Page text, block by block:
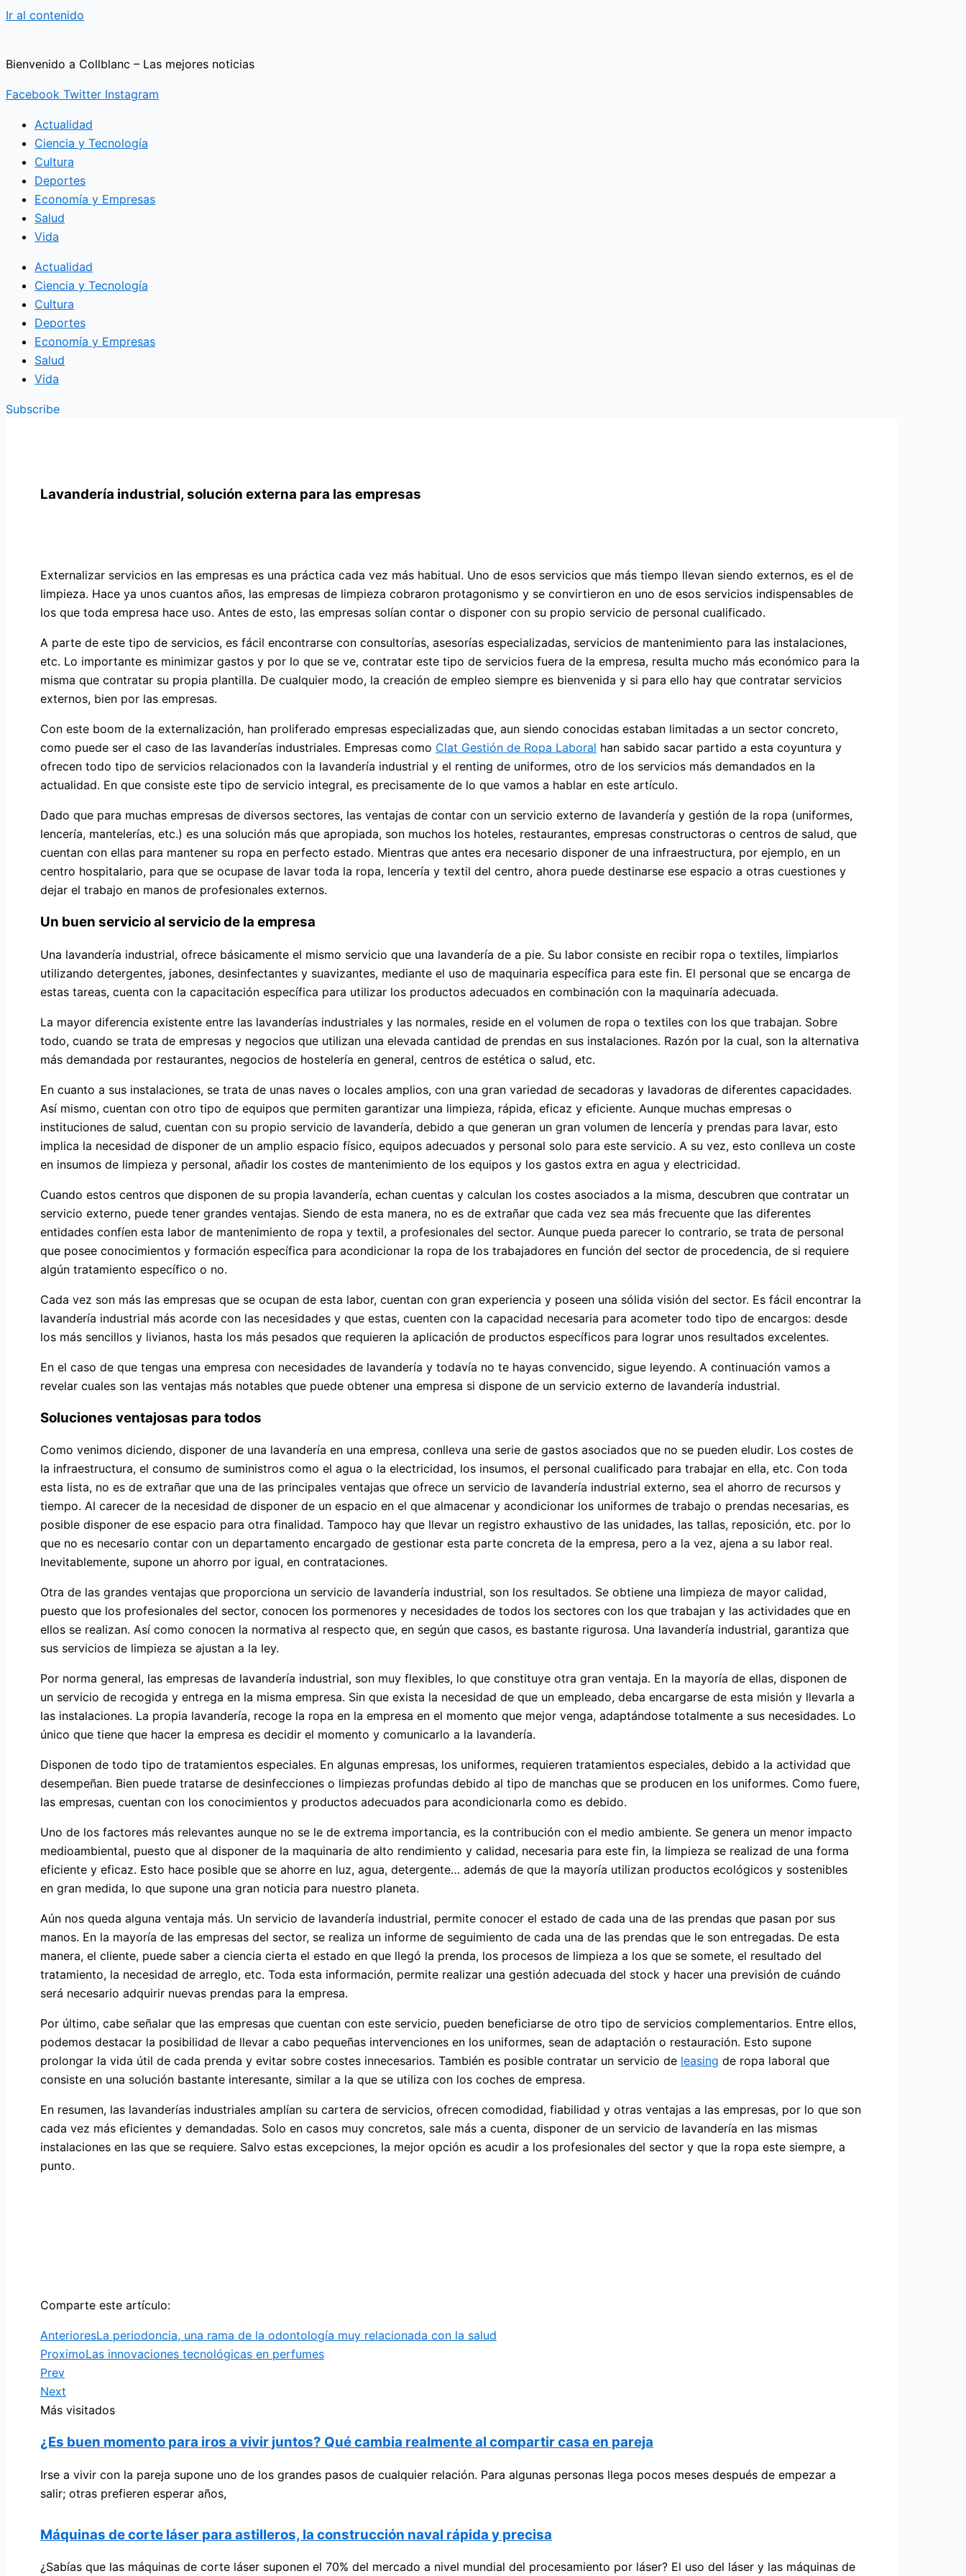
Ir al contenido
Bienvenido a Collblanc – Las mejores noticias
Facebook Twitter Instagram
Actualidad
Ciencia y Tecnología
Cultura
Deportes
Economía y Empresas
Salud
Vida
Actualidad
Ciencia y Tecnología
Cultura
Deportes
Economía y Empresas
Salud
Vida
Subscribe
Lavandería industrial, solución externa para las empresas
Externalizar servicios en las empresas es una práctica cada vez más habitual. Uno de esos servicios que más tiempo llevan siendo externos, es el de
limpieza. Hace ya unos cuantos años, las empresas de limpieza cobraron protagonismo y se convirtieron en uno de esos servicios indispensables de
los que toda empresa hace uso. Antes de esto, las empresas solían contar o disponer con su propio servicio de personal cualificado.
A parte de este tipo de servicios, es fácil encontrarse con consultorías, asesorías especializadas, servicios de mantenimiento para las instalaciones,
etc. Lo importante es minimizar gastos y por lo que se ve, contratar este tipo de servicios fuera de la empresa, resulta mucho más económico para la
misma que contratar su propia plantilla. De cualquier modo, la creación de empleo siempre es bienvenida y si para ello hay que contratar servicios
externos, bien por las empresas.
Con este boom de la externalización, han proliferado empresas especializadas que, aun siendo conocidas estaban limitadas a un sector concreto,
como puede ser el caso de las lavanderías industriales. Empresas como Clat Gestión de Ropa Laboral han sabido sacar partido a esta coyuntura y
ofrecen todo tipo de servicios relacionados con la lavandería industrial y el renting de uniformes, otro de los servicios más demandados en la
actualidad. En que consiste este tipo de servicio integral, es precisamente de lo que vamos a hablar en este artículo.
Dado que para muchas empresas de diversos sectores, las ventajas de contar con un servicio externo de lavandería y gestión de la ropa (uniformes,
lencería, mantelerías, etc.) es una solución más que apropiada, son muchos los hoteles, restaurantes, empresas constructoras o centros de salud, que
cuentan con ellas para mantener su ropa en perfecto estado. Mientras que antes era necesario disponer de una infraestructura, por ejemplo, en un
centro hospitalario, para que se ocupase de lavar toda la ropa, lencería y textil del centro, ahora puede destinarse ese espacio a otras cuestiones y
dejar el trabajo en manos de profesionales externos.
Un buen servicio al servicio de la empresa
Una lavandería industrial, ofrece básicamente el mismo servicio que una lavandería de a pie. Su labor consiste en recibir ropa o textiles, limpiarlos
utilizando detergentes, jabones, desinfectantes y suavizantes, mediante el uso de maquinaria específica para este fin. El personal que se encarga de
estas tareas, cuenta con la capacitación específica para utilizar los productos adecuados en combinación con la maquinaría adecuada.
La mayor diferencia existente entre las lavanderías industriales y las normales, reside en el volumen de ropa o textiles con los que trabajan. Sobre
todo, cuando se trata de empresas y negocios que utilizan una elevada cantidad de prendas en sus instalaciones. Razón por la cual, son la alternativa
más demandada por restaurantes, negocios de hostelería en general, centros de estética o salud, etc.
En cuanto a sus instalaciones, se trata de unas naves o locales amplios, con una gran variedad de secadoras y lavadoras de diferentes capacidades.
Así mismo, cuentan con otro tipo de equipos que permiten garantizar una limpieza, rápida, eficaz y eficiente. Aunque muchas empresas o
instituciones de salud, cuentan con su propio servicio de lavandería, debido a que generan un gran volumen de lencería y prendas para lavar, esto
implica la necesidad de disponer de un amplio espacio físico, equipos adecuados y personal solo para este servicio. A su vez, esto conlleva un coste
en insumos de limpieza y personal, añadir los costes de mantenimiento de los equipos y los gastos extra en agua y electricidad.
Cuando estos centros que disponen de su propia lavandería, echan cuentas y calculan los costes asociados a la misma, descubren que contratar un
servicio externo, puede tener grandes ventajas. Siendo de esta manera, no es de extrañar que cada vez sea más frecuente que las diferentes
entidades confíen esta labor de mantenimiento de ropa y textil, a profesionales del sector. Aunque pueda parecer lo contrario, se trata de personal
que posee conocimientos y formación específica para acondicionar la ropa de los trabajadores en función del sector de procedencia, de si requiere
algún tratamiento específico o no.
Cada vez son más las empresas que se ocupan de esta labor, cuentan con gran experiencia y poseen una sólida visión del sector. Es fácil encontrar la
lavandería industrial más acorde con las necesidades y que estas, cuenten con la capacidad necesaria para acometer todo tipo de encargos: desde
los más sencillos y livianos, hasta los más pesados que requieren la aplicación de productos específicos para lograr unos resultados excelentes.
En el caso de que tengas una empresa con necesidades de lavandería y todavía no te hayas convencido, sigue leyendo. A continuación vamos a
revelar cuales son las ventajas más notables que puede obtener una empresa si dispone de un servicio externo de lavandería industrial.
Soluciones ventajosas para todos
Como venimos diciendo, disponer de una lavandería en una empresa, conlleva una serie de gastos asociados que no se pueden eludir. Los costes de
la infraestructura, el consumo de suministros como el agua o la electricidad, los insumos, el personal cualificado para trabajar en ella, etc. Con toda
esta lista, no es de extrañar que una de las principales ventajas que ofrece un servicio de lavandería industrial externo, sea el ahorro de recursos y
tiempo. Al carecer de la necesidad de disponer de un espacio en el que almacenar y acondicionar los uniformes de trabajo o prendas necesarias, es
posible disponer de ese espacio para otra finalidad. Tampoco hay que llevar un registro exhaustivo de las unidades, las tallas, reposición, etc. por lo
que no es necesario contar con un departamento encargado de gestionar esta parte concreta de la empresa, pero a la vez, ajena a su labor real.
Inevitablemente, supone un ahorro por igual, en contrataciones.
Otra de las grandes ventajas que proporciona un servicio de lavandería industrial, son los resultados. Se obtiene una limpieza de mayor calidad,
puesto que los profesionales del sector, conocen los pormenores y necesidades de todos los sectores con los que trabajan y las actividades que en
ellos se realizan. Así como conocen la normativa al respecto que, en según que casos, es bastante rigurosa. Una lavandería industrial, garantiza que
sus servicios de limpieza se ajustan a la ley.
Por norma general, las empresas de lavandería industrial, son muy flexibles, lo que constituye otra gran ventaja. En la mayoría de ellas, disponen de
un servicio de recogida y entrega en la misma empresa. Sin que exista la necesidad de que un empleado, deba encargarse de esta misión y llevarla a
las instalaciones. La propia lavandería, recoge la ropa en la empresa en el momento que mejor venga, adaptándose totalmente a sus necesidades. Lo
único que tiene que hacer la empresa es decidir el momento y comunicarlo a la lavandería.
Disponen de todo tipo de tratamientos especiales. En algunas empresas, los uniformes, requieren tratamientos especiales, debido a la actividad que
desempeñan. Bien puede tratarse de desinfecciones o limpiezas profundas debido al tipo de manchas que se producen en los uniformes. Como fuere,
las empresas, cuentan con los conocimientos y productos adecuados para acondicionarla como es debido.
Uno de los factores más relevantes aunque no se le de extrema importancia, es la contribución con el medio ambiente. Se genera un menor impacto
medioambiental, puesto que al disponer de la maquinaria de alto rendimiento y calidad, necesaria para este fin, la limpieza se realizad de una forma
eficiente y eficaz. Esto hace posible que se ahorre en luz, agua, detergente… además de que la mayoría utilizan productos ecológicos y sostenibles
en gran medida, lo que supone una gran noticia para nuestro planeta.
Aún nos queda alguna ventaja más. Un servicio de lavandería industrial, permite conocer el estado de cada una de las prendas que pasan por sus
manos. En la mayoría de las empresas del sector, se realiza un informe de seguimiento de cada una de las prendas que le son entregadas. De esta
manera, el cliente, puede saber a ciencia cierta el estado en que llegó la prenda, los procesos de limpieza a los que se somete, el resultado del
tratamiento, la necesidad de arreglo, etc. Toda esta información, permite realizar una gestión adecuada del stock y hacer una previsión de cuándo
será necesario adquirir nuevas prendas para la empresa.
Por último, cabe señalar que las empresas que cuentan con este servicio, pueden beneficiarse de otro tipo de servicios complementarios. Entre ellos,
podemos destacar la posibilidad de llevar a cabo pequeñas intervenciones en los uniformes, sean de adaptación o restauración. Esto supone
prolongar la vida útil de cada prenda y evitar sobre costes innecesarios. También es posible contratar un servicio de leasing de ropa laboral que
consiste en una solución bastante interesante, similar a la que se utiliza con los coches de empresa.
En resumen, las lavanderías industriales amplían su cartera de servicios, ofrecen comodidad, fiabilidad y otras ventajas a las empresas, por lo que son
cada vez más eficientes y demandadas. Solo en casos muy concretos, sale más a cuenta, disponer de un servicio de lavandería en las mismas
instalaciones en las que se requiere. Salvo estas excepciones, la mejor opción es acudir a los profesionales del sector y que la ropa este siempre, a
punto.
Comparte este artículo:
AnterioresLa periodoncia, una rama de la odontología muy relacionada con la salud
ProximoLas innovaciones tecnológicas en perfumes
Prev
Next
Más visitados
¿Es buen momento para iros a vivir juntos? Qué cambia realmente al compartir casa en pareja
Irse a vivir con la pareja supone uno de los grandes pasos de cualquier relación. Para algunas personas llega pocos meses después de empezar a
salir; otras prefieren esperar años,
Máquinas de corte láser para astilleros, la construcción naval rápida y precisa
¿Sabías que las máquinas de corte láser suponen el 70% del mercado a nivel mundial del procesamiento por láser? El uso del láser y las máquinas de